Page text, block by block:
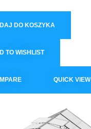
DO KOSZYKA
TO WISHLIST
QUICK VIEW